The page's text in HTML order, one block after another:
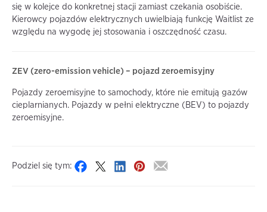
się w kolejce do konkretnej stacji zamiast czekania osobiście.
Kierowcy pojazdów elektrycznych uwielbiają funkcję Waitlist ze
względu na wygodę jej stosowania i oszczędność czasu.
ZEV (zero-emission vehicle) – pojazd zeroemisyjny
Pojazdy zeroemisyjne to samochody, które nie emitują gazów
cieplarnianych. Pojazdy w pełni elektryczne (BEV) to pojazdy
zeroemisyjne.
Podziel się tym: